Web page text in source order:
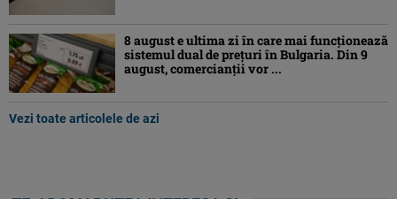
8 august e ultima zi în care mai funcționează
sistemul dual de prețuri în Bulgaria. Din 9
august, comercianții vor ...
Vezi toate articolele de azi